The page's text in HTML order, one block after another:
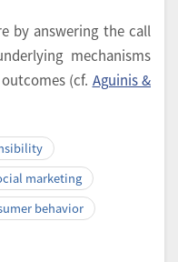
by answering the call
mechanisms
(cf. Aguinis &
marketing
behavior